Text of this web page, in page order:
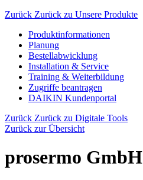
Zurück Zurück zu Unsere Produkte
Produktinformationen
Planung
Bestellabwicklung
Installation & Service
Training & Weiterbildung
Zugriffe beantragen
DAIKIN Kundenportal
Zurück Zurück zu Digitale Tools
Zurück zur Übersicht
prosermo GmbH